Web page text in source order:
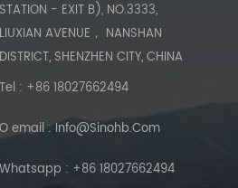
STATION - EXIT B), NO.3333,
LIUXIAN AVENUE， NANSHAN
DISTRICT, SHENZHEN CITY, CHINA
Tel : +86 18027662494
O email :Info@sinohb.com
Whatsapp : +86 18027662494